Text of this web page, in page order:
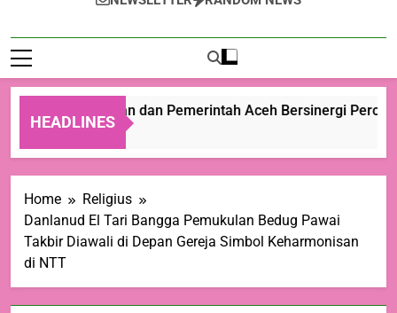
HEADLINES
Kementan dan Pemerintah Aceh Bersinergi
2 Hari Ago
Home
Religius
Danlanud El Tari Bangga Pemukulan Bedug Pawai
Takbir Diawali di Depan Gereja Simbol Keharmonisan
di NTT